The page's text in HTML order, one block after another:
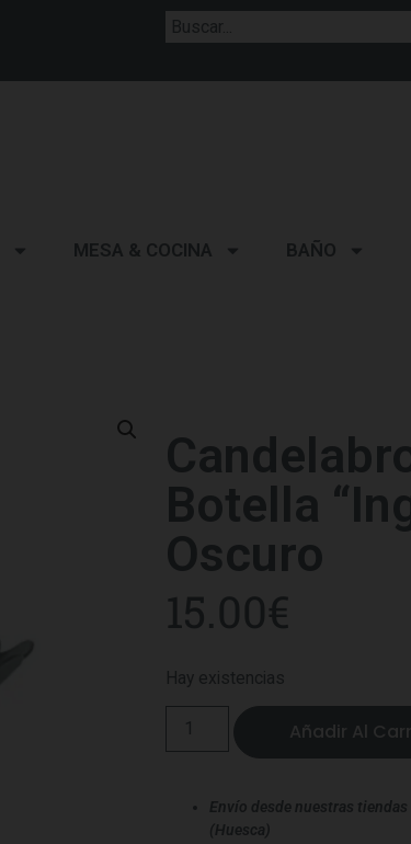
MESA & COCINA BAÑO
Botella
Oscuro
15.00€
Hay existencias
Añadir Al
Envío desde nuestras tiendas
(Huesca)